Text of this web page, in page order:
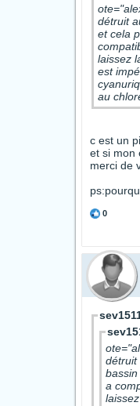
détruit aussi le chlore présent dans l'eau du bassin, c'est pour cette raison que
et cela
laissez la
est
au
c est un
et si mon
merci de
0
détruit aussi le chlore présent dans l'eau du bassin, c'est
a
laissez la